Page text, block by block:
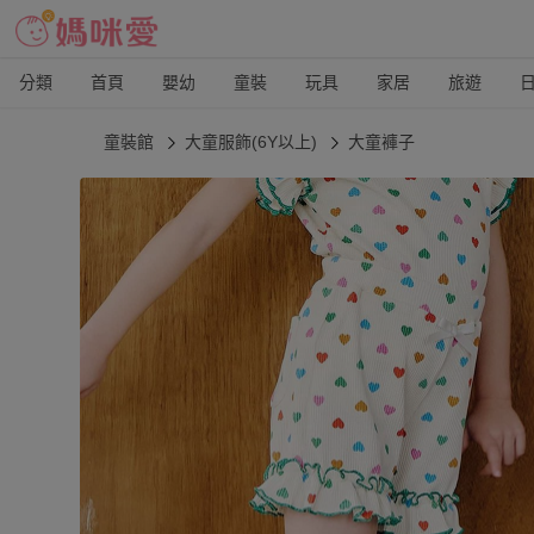
分類 首頁 嬰幼 童裝 玩具 家居 旅遊
童裝館 大童服飾(6Y以上) 大童褲子